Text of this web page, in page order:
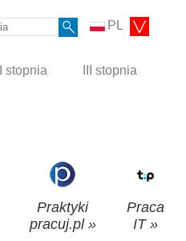
PL
II stopnia III stopnia
Praktyki
pracuj.pl »
Praca
IT »